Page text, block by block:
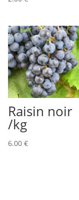
Raisin noir
/kg
6.00€